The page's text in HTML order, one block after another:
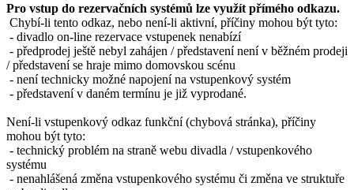
Pro vstup do rezervačních systémů lze využít přímého odkazu.
Chybí-li tento odkaz, nebo není-li aktivní, příčiny mohou být tyto:
- divadlo on-line rezervace vstupenek nenabízí
- předprodej ještě nebyl zahájen / představení není v běžném prodeji
/ představení se hraje mimo domovskou scénu
- není technicky možné napojení na vstupenkový systém
- představení v daném termínu je již vyprodané.
Není-li vstupenkový odkaz funkční (chybová stránka), příčiny
mohou být tyto:
- technický problém na straně webu divadla / vstupenkového
systému
- nenahlášená změna vstupenkového systému či změna ve struktuře